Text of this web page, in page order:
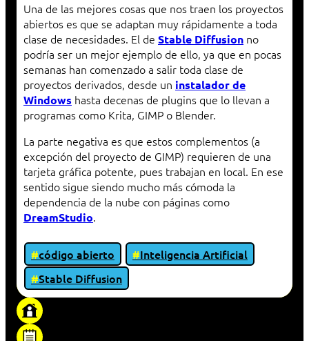
Una de las mejores cosas que nos traen los proyectos
abiertos es que se adaptan muy rápidamente a toda
clase de necesidades. El de Stable Diffusion no
podría ser un mejor ejemplo de ello, ya que en pocas
semanas han comenzado a salir toda clase de
proyectos derivados, desde un instalador de
Windows hasta decenas de plugins que lo llevan a
programas como Krita, GIMP o Blender.
La parte negativa es que estos complementos (a
excepción del proyecto de GIMP) requieren de una
tarjeta gráfica potente, pues trabajan en local. En ese
sentido sigue siendo mucho más cómoda la
dependencia de la nube con páginas como
DreamStudio.
código abierto
Inteligencia Artificial
Stable Diffusion